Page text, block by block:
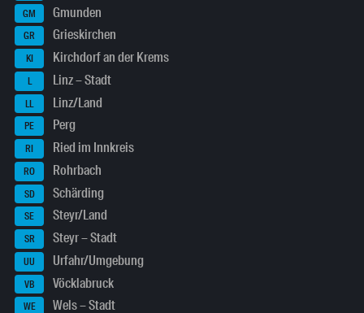
GM Gmunden
GR Grieskirchen
KI Kirchdorf an der Krems
L Linz – Stadt
LL Linz/Land
PE Perg
RI Ried im Innkreis
RO Rohrbach
SD Schärding
SE Steyr/Land
SR Steyr – Stadt
UU Urfahr/Umgebung
VB Vöcklabruck
WE Wels – Stadt